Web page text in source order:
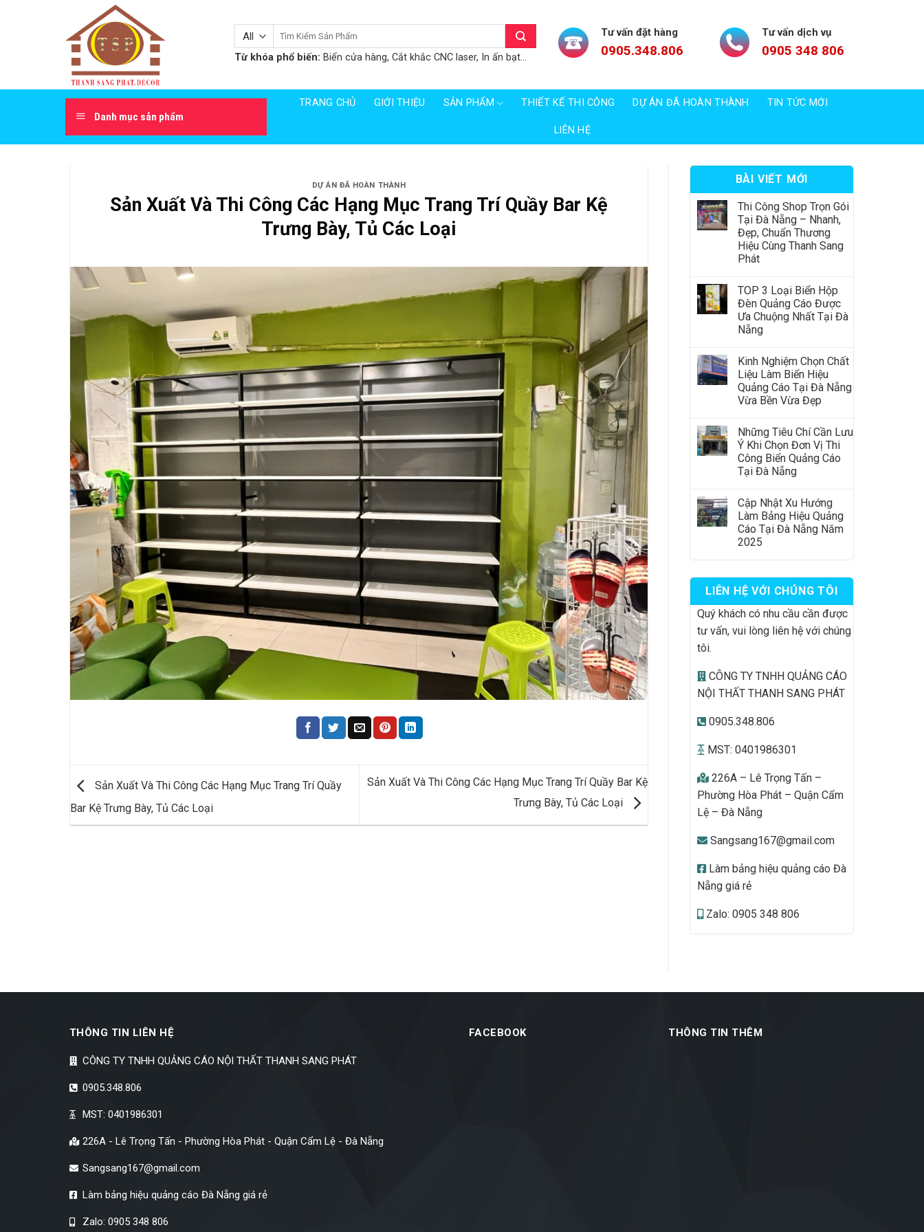
Tìm
kiếm:
Từ khóa phổ biến: Biển cửa hàng, Cắt khắc CNC laser, In ấn bạt...
Tư vấn đặt hàng
0905.348.806
Tư vấn dịch vụ
0905 348 806
Danh mục sản phẩm
TRANG CHỦ GIỚI THIỆU SẢN PHẨM THIẾT KẾ THI CÔNG DỰ ÁN ĐÃ HOÀN THÀNH TIN TỨC MỚI
LIÊN HỆ
DỰ ÁN ĐÃ HOÀN THÀNH
Sản Xuất Và Thi Công Các Hạng Mục Trang Trí Quầy Bar Kệ
Trưng Bày, Tủ Các Loại
Sản Xuất Và Thi Công Các Hạng Mục Trang Trí Quầy
Bar Kệ Trưng Bày, Tủ Các Loại
Sản Xuất Và Thi Công Các Hạng Mục Trang Trí Quầy Bar Kệ
Trưng Bày, Tủ Các Loại
BÀI VIẾT MỚI
Thi Công Shop Trọn Gói
Tại Đà Nẵng – Nhanh,
Đẹp, Chuẩn Thương
Hiệu Cùng Thanh Sang
Phát
TOP 3 Loại Biển Hộp
Đèn Quảng Cáo Được
Ưa Chuộng Nhất Tại Đà
Nẵng
Kinh Nghiệm Chọn Chất
Liệu Làm Biển Hiệu
Quảng Cáo Tại Đà Nẵng
Vừa Bền Vừa Đẹp
Những Tiêu Chí Cần Lưu
Ý Khi Chọn Đơn Vị Thi
Công Biển Quảng Cáo
Tại Đà Nẵng
Cập Nhật Xu Hướng
Làm Bảng Hiệu Quảng
Cáo Tại Đà Nẵng Năm
2025
LIÊN HỆ VỚI CHÚNG TÔI
Quý khách có nhu cầu cần được
tư vấn, vui lòng liên hệ với chúng
tôi.
CÔNG TY TNHH QUẢNG CÁO
NỘI THẤT THANH SANG PHÁT
0905.348.806
MST: 0401986301
226A – Lê Trọng Tấn –
Phường Hòa Phát – Quận Cẩm
Lệ – Đà Nẵng
Sangsang167@gmail.com
Làm bảng hiệu quảng cáo Đà
Nẵng giá rẻ
Zalo: 0905 348 806
THÔNG TIN LIÊN HỆ
CÔNG TY TNHH QUẢNG CÁO NỘI THẤT THANH SANG PHÁT
0905.348.806
MST: 0401986301
226A - Lê Trọng Tấn - Phường Hòa Phát - Quận Cẩm Lệ - Đà Nẵng
Sangsang167@gmail.com
Làm bảng hiệu quảng cáo Đà Nẵng giá rẻ
Zalo: 0905 348 806
FACEBOOK THÔNG TIN THÊM